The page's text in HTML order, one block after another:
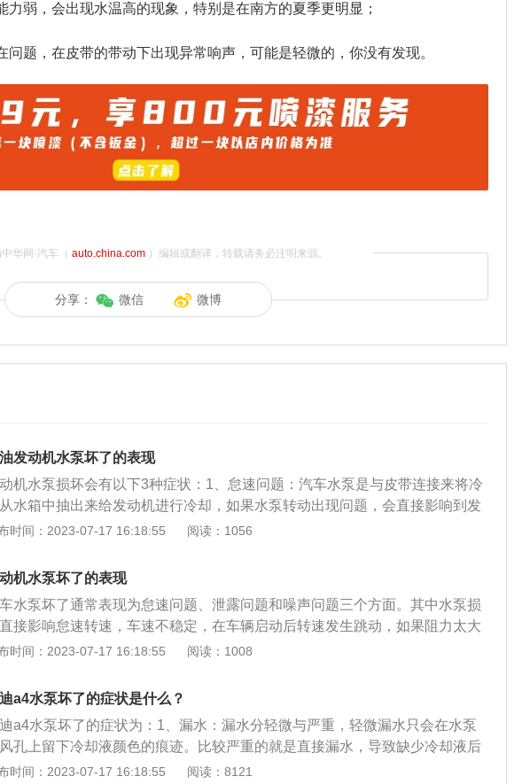
力弱，会出现水温高的现象，特别是在南方的夏季更明显；
题，在皮带的带动下出现异常响声，可能是轻微的，你没有发现。
华网·汽车（ auto.china.com）编辑或翻译，转载请务必注明来源。
分享： 微信 微博
发动机水泵坏了的表现
机水泵损坏会有以下3种症状：1、怠速问题：汽车水泵是与皮带连接来将冷
水箱中抽出来给发动机进行冷却，如果水泵转动出现问题，会直接影响到发
的转速。2、冷却液泄漏：多数由水泵密封圈老化造成，发动机组合皮带过
达到使用寿命而长时间不更换。建议添加冷却液。3、发动机部位产生噪
：敞开车盖，启动发动机，如听到低沉的摩擦噪音，可能是水泵轴承损坏。建
即更换。扩展资料：水泵也是汽车发动机冷却系统的重要结构之一，如果水
现故障，水温会过高。排除其他原因后，看加油门时水箱内的液体会流动，
门时水会流动，说明水泵没有问题。目视检查水泵是否漏水，听水泵是否异
时间：2023-07-17 16:18:55 阅读：1056
机水泵坏了的表现
水泵坏了通常表现为怠速问题、泄露问题和噪声问题三个方面。其中水泵损
接影响怠速转速，车速不稳定，在车辆启动后转速发生跳动，如果阻力太大
造成发动机熄火。而泄露是常见的故障，由于泄露后导致缺少冷却液后水温
泵损坏通常表现以下症状：1、怠速不稳。汽车水泵是与皮带连接来将冷水
水箱中抽出来给发动机进行冷却，如果水泵转动出现问题，会直接影响到发动
转速，现象就是车速不稳定的问题，通常在发动机启动一段时间会出现，如
力过大就会熄火，从这些现象能初步判断水泵损坏；2、冷却液泄露。这是
常见的故障，发动机靠近水泵部位容易发生漏水，这时候冷却液会在水泵通
时间：2023-07-17 16:18:55 阅读：1008
a4水泵坏了的症状是什么？
a4水泵坏了的症状为：1、漏水：漏水分轻微与严重，轻微漏水只会在水泵
孔上留下冷却液颜色的痕迹。比较严重的就是直接漏水，导致缺少冷却液后
高等症状的出现。2、循环能力弱：若水泵循环能力弱，会出现水温高的现
时间：2023-07-17 16:18:55 阅读：8121